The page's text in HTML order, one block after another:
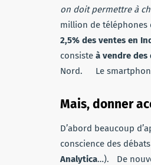
on doit permettre à
million de téléphones
2,5% des ventes en
consiste à vendre des
Nord. Le
Mais, donner
D’abord beaucoup
conscience des
Analytica…). De